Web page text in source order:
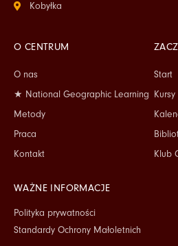
Kobyłka
O CENTRUM
O nas
★ National Geographic Learning
Metody
Praca
Kontakt
Start
Kursy
Klub
WAŻNE INFORMACJE
Polityka prywatności
Standardy Ochrony Małoletnich